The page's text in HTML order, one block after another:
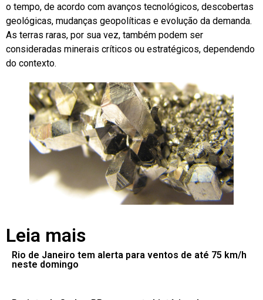
o tempo, de acordo com avanços tecnológicos, descobertas
geológicas, mudanças geopolíticas e evolução da demanda.
As terras raras, por sua vez, também podem ser
consideradas minerais críticos ou estratégicos, dependendo
do contexto.
Leia mais
Rio de Janeiro tem alerta para ventos de até 75 km/h
neste domingo